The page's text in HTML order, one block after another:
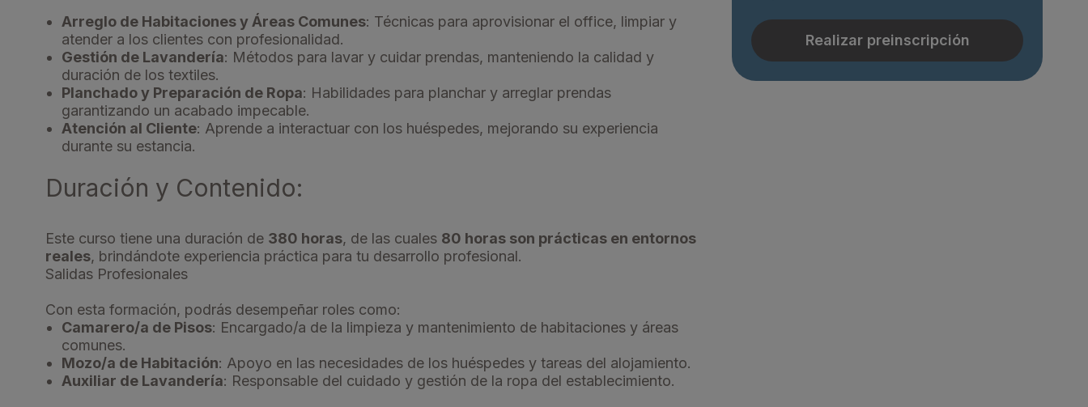
Arreglo de Habitaciones y Áreas Comunes: Técnicas para aprovisionar el office, limpiar y
atender a los clientes con profesionalidad.
Gestión de Lavandería: Métodos para lavar y cuidar prendas, manteniendo la calidad y
duración de los textiles.
Planchado y Preparación de Ropa: Habilidades para planchar y arreglar prendas
garantizando un acabado impecable.
Atención al Cliente: Aprende a interactuar con los huéspedes, mejorando su experiencia
durante su estancia.
Duración y Contenido:
Este curso tiene una duración de 380 horas, de las cuales 80 horas son prácticas en entornos
reales, brindándote experiencia práctica para tu desarrollo profesional.
Salidas Profesionales
Con esta formación, podrás desempeñar roles como:
Camarero/a de Pisos: Encargado/a de la limpieza y mantenimiento de habitaciones y áreas
comunes.
Mozo/a de Habitación: Apoyo en las necesidades de los huéspedes y tareas del alojamiento.
Auxiliar de Lavandería: Responsable del cuidado y gestión de la ropa del establecimiento.
Realizar preinscripción